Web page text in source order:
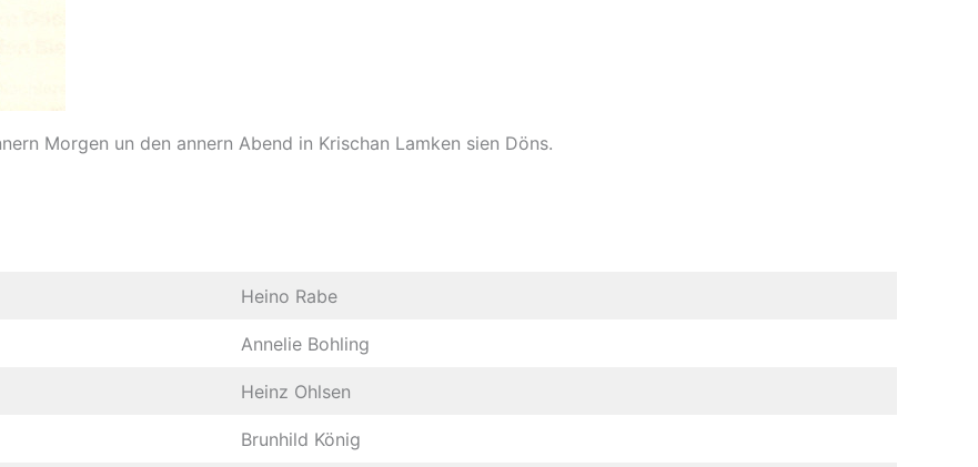
Morgen un den annern Abend in Krischan Lamken sien Döns.
Heino Rabe
Annelie Bohling
Heinz Ohlsen
Brunhild König